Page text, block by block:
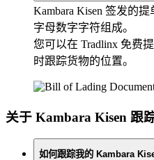
Kambara Kisen 签发的
字母数字字符组成。
您可以在 Tradlinx 免费
时跟踪货物的位置。
关于 Kambara Kisen 跟
如何跟踪我的 Kambara